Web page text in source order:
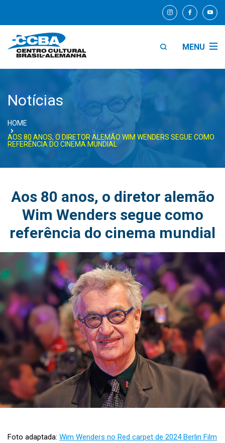
MENU
Notícias
HOME
AOS 80 ANOS, O DIRETOR ALEMÃO WIM WENDERS SEGUE COMO
REFERÊNCIA DO CINEMA MUNDIAL
Aos 80 anos, o diretor alemão
Wim Wenders segue como
referência do cinema mundial
Foto adaptada: Wim Wenders no Red carpet de 2024 Berlin Film